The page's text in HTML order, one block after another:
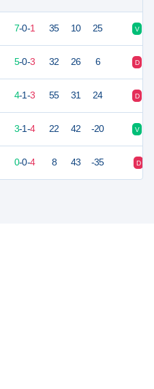
7-0-1 35 10 25 V
5-0-3 32 26 6 D
4-1-3 55 31 24 D
3-1-4 22 42 -20 V
0-0-4 8 43 -35 D